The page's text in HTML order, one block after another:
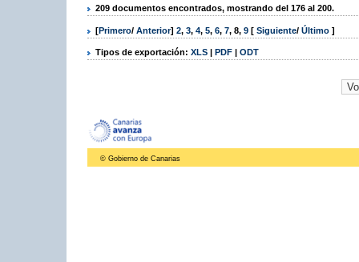
209 documentos encontrados, mostrando del 176 al 200.
[Primero/ Anterior] 2, 3, 4, 5, 6, 7, 8, 9 [ Siguiente/ Último ]
Tipos de exportación: XLS | PDF | ODT
© Gobierno de Canarias